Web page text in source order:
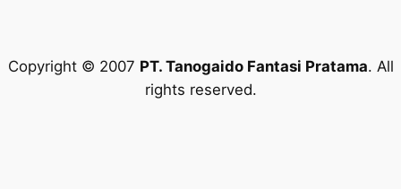
Copyright © 2007 PT. Tanogaido Fantasi Pratama. All
rights reserved.